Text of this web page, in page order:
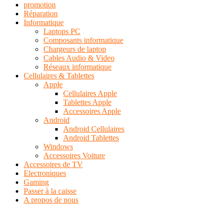
promotion
Réparation
Informatique
Laptops PC
Composants informatique
Chargeurs de laptop
Cables Audio & Video
Réseaux informatique
Cellulaires & Tablettes
Apple
Cellulaires Apple
Tablettes Apple
Accessoires Apple
Android
Android Cellulaires
Android Tablettes
Windows
Accessoires Voiture
Accessoires de TV
Electroniques
Gaming
Passer à la caisse
A propos de nous